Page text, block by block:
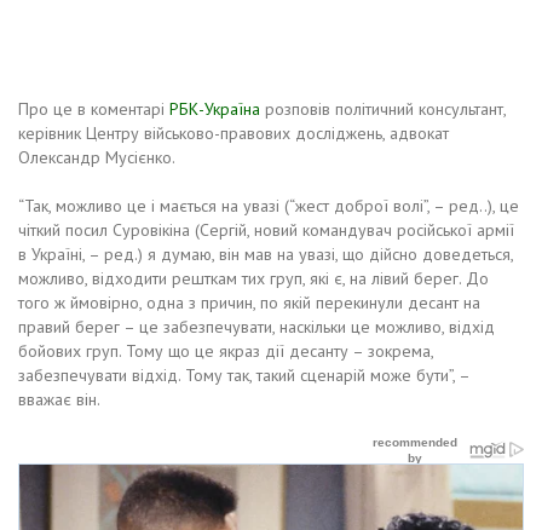
Про це в коментарі РБК-Україна розповів політичний консультант,
керівник Центру військово-правових досліджень, адвокат
Олександр Мусієнко.
“Так, можливо це і мається на увазі (“жест доброї волі”, – ред..), це
чіткий посил Суровікіна (Сергій, новий командувач російської армії
в Україні, – ред.) я думаю, він мав на увазі, що дійсно доведеться,
можливо, відходити решткам тих груп, які є, на лівий берег. До
того ж ймовірно, одна з причин, по якій перекинули десант на
правий берег – це забезпечувати, наскільки це можливо, відхід
бойових груп. Тому що це якраз дії десанту – зокрема,
забезпечувати відхід. Тому так, такий сценарій може бути”, –
вважає він.